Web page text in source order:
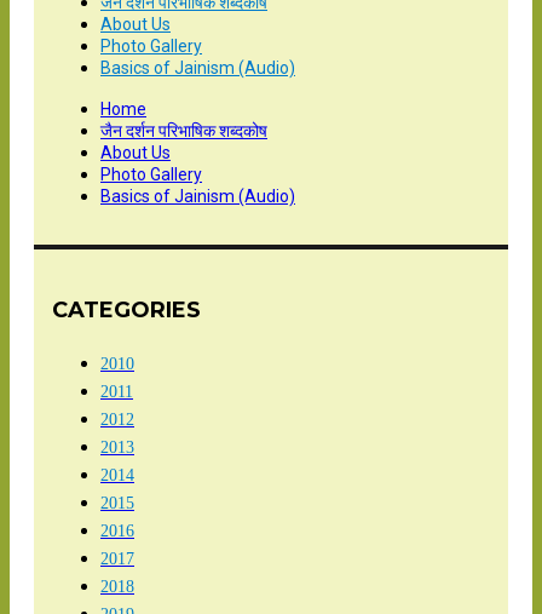
About Us
Photo Gallery
Basics of Jainism (Audio)
Home
जैन दर्शन परिभाषिक शब्दकोष
About Us
Photo Gallery
Basics of Jainism (Audio)
CATEGORIES
2010
2011
2012
2013
2014
2015
2016
2017
2018